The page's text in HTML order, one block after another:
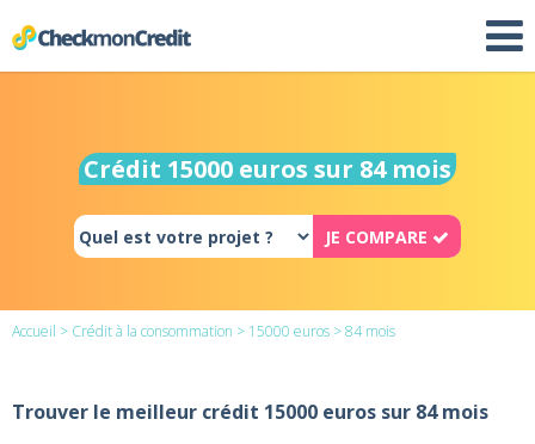
Crédit 15000 euros sur 84 mois
JE COMPARE
Accueil > Crédit à la consommation > 15000 euros > 84 mois
Trouver le meilleur crédit 15000 euros sur 84 mois